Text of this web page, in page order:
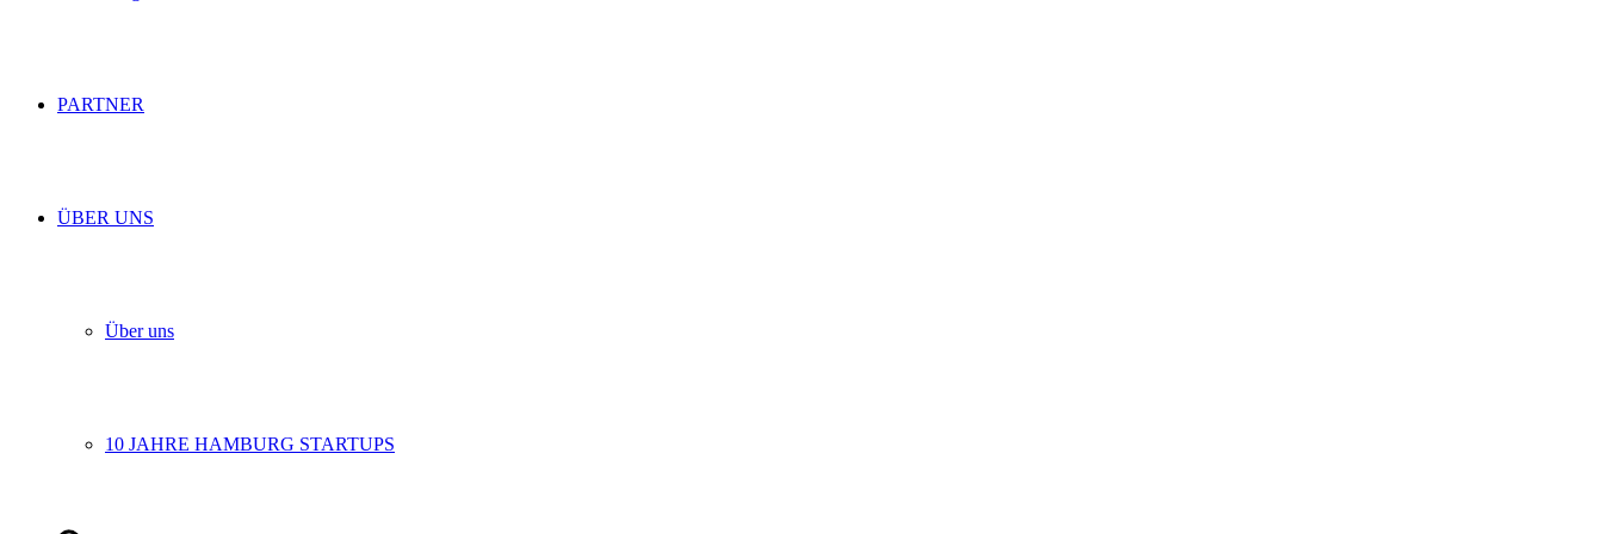
PARTNER
ÜBER UNS
Über uns
10 JAHRE HAMBURG STARTUPS